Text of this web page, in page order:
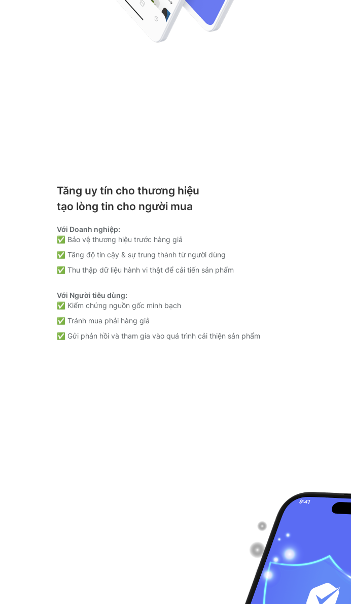
Tăng uy tín cho thương hiệu
tạo lòng tin cho người mua
Với Doanh nghiệp:
✅ Bảo vệ thương hiệu trước hàng giả
✅ Tăng độ tin cậy & sự trung thành từ người dùng
✅ Thu thập dữ liệu hành vi thật để cải tiến sản phẩm
Với Người tiêu dùng:
✅ Kiểm chứng nguồn gốc minh bạch
✅ Tránh mua phải hàng giả
✅ Gửi phản hồi và tham gia vào quá trình cải thiện sản phẩm